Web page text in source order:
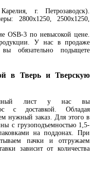
г. Петрозаводск).
2800х1250, 2500х1250,
OSB-3 по невысокой цене.
У нас в продаже
обязательно подыщете
в Тверь и Тверскую
лист у нас вы
с доставкой. Обладая
нужный заказ. Для этого в
с грузоподъемностью 1,5-
на поддонах. При
пачки и отгружаем
зависит от количества